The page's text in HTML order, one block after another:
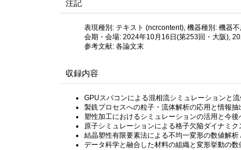
注記
表現種別: テキスト (ncrcontent), 機器種別: 機器
会期・会場: 2024年10月16日(第253回・大阪),
参考文献: 各論文末
収録内容
GPUスパコンによる混相流シミュレーションと
製銑プロセスへの粒子・流体解析の応用と情報抽
塑性加工におけるシミュレーションの活用と今後
原子シミュレーションによる格子欠陥ダイナミク
結晶塑性有限要素法による不均一変形の数値解析
データ科学と融合した材料の組織と変形挙動の